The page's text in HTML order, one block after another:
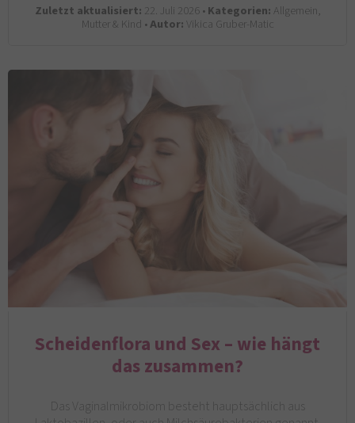
Zuletzt aktualisiert: 22. Juli 2026 •Kategorien: Allgemein,
Mutter & Kind •Autor:Vikica Gruber-Matic
Scheidenflora und Sex – wie hängt
das zusammen?
Das Vaginalmikrobiom besteht hauptsächlich aus